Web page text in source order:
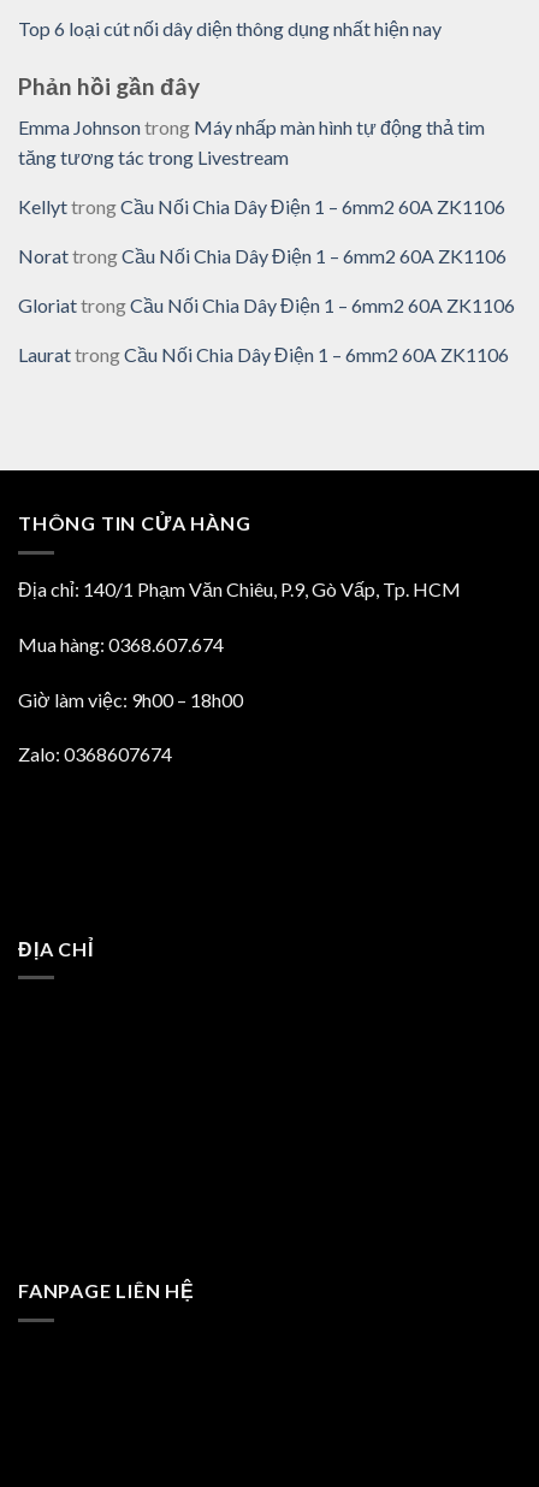
Top 6 loại cút nối dây diện thông dụng nhất hiện nay
Phản hồi gần đây
Emma Johnsontrong Máy nhấp màn hình tự động thả tim
tăng tương tác trong Livestream
KellyttrongCầu Nối Chia Dây Điện 1 – 6mm2 60A ZK1106
NorattrongCầu Nối Chia Dây Điện 1 – 6mm2 60A ZK1106
GloriattrongCầu Nối Chia Dây Điện 1 – 6mm2 60A ZK1106
LaurattrongCầu Nối Chia Dây Điện 1 – 6mm2 60A ZK1106
THÔNG TIN CỬA HÀNG
Địa chỉ: 140/1 Phạm Văn Chiêu, P.9, Gò Vấp, Tp. HCM
Mua hàng: 0368.607.674
Giờ làm việc: 9h00 – 18h00
Zalo: 0368607674
ĐỊA CHỈ
FANPAGE LIÊN HỆ